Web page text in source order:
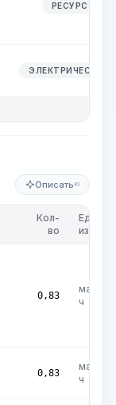
РЕСУРС
ЭЛЕКТРИЧЕСТВО
Описать KI
Кол-
во
Ед.
изм.
0,83
маш.-
ч
0,83
маш.-
ч